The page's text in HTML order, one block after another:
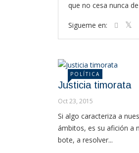
que no cesa nunca
Sigueme en:
POLÍTICA
Justicia timorata
Oct 23, 2015
Si algo caracteriza a
ámbitos, es su afición a
bote, a resolver...